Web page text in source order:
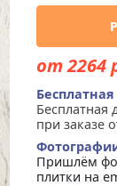
от 2264
Бесплатная
при заказе
Пришлём
плитки на